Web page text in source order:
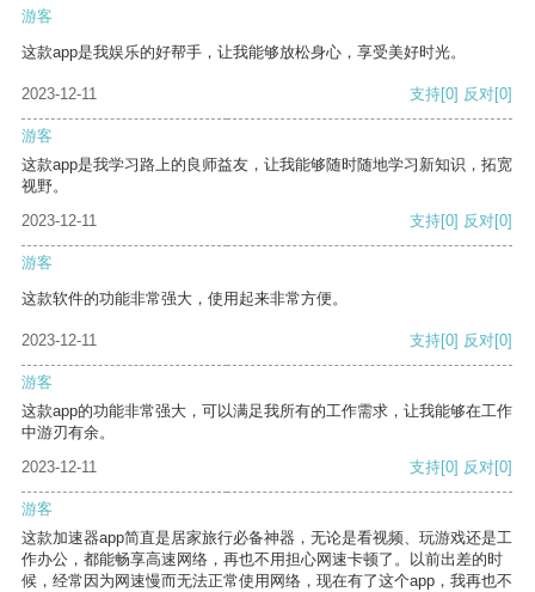
游客
这款app是我娱乐的好帮手，让我能够放松身心，享受美好时光。
2023-12-11 支持[0] 反对[0]
游客
这款app是我学习路上的良师益友，让我能够随时随地学习新知识，拓宽
视野。
2023-12-11
支持[0] 反对[0]
游客
这款软件的功能非常强大，使用起来非常方便。
2023-12-11 支持[0] 反对[0]
游客
这款app的功能非常强大，可以满足我所有的工作需求，让我能够在工作
中游刃有余。
2023-12-11
支持[0] 反对[0]
游客
这款加速器app简直是居家旅行必备神器，无论是看视频、玩游戏还是工
作办公，都能畅享高速网络，再也不用担心网速卡顿了。以前出差的时
候，经常因为网速慢而无法正常使用网络，现在有了这个app，我再也不